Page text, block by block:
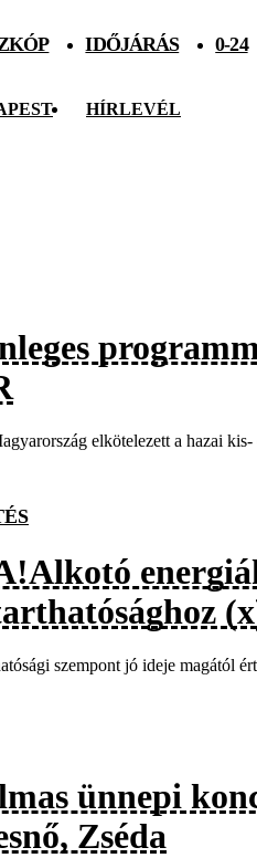
IDŐJÁRÁS 0-24
HÍRLEVÉL
elkötelezett a hazai
szempont jó ideje magától
ünnepi
Zséda